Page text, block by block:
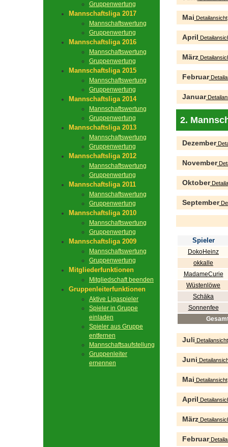
Gruppenwertung
Mannschaftsliga 2017
Mannschaftswertung
Gruppenwertung
Mannschaftsliga 2016
Mannschaftswertung
Gruppenwertung
Mannschaftsliga 2015
Mannschaftswertung
Gruppenwertung
Mannschaftsliga 2014
Mannschaftswertung
Gruppenwertung
Mannschaftsliga 2013
Mannschaftswertung
Gruppenwertung
Mannschaftsliga 2012
Mannschaftswertung
Gruppenwertung
Mannschaftsliga 2011
Mannschaftswertung
Gruppenwertung
Mannschaftsliga 2010
Mannschaftswertung
Gruppenwertung
Mannschaftsliga 2009
Mannschaftswertung
Gruppenwertung
Mitgliederfunktionen
Mitgliedschaft beenden
Gruppenleiterfunktionen
Aktive Ligaspieler
Spieler in Gruppe
einladen
Spieler aus Gruppe
entfernen
Mannschaftsaufstellung
Gruppenleiter
ernennen
Mai Detailansicht
April
März
Februar
Januar
2.
Dezember
November
Oktober
September
Spieler
DokoHeinz
okkalle
MadameCurie
Wüstenlöwe
Schäka
Sonnenfee
Juli Detailansicht
Juni
Mai Detailansicht
April
März
Februar